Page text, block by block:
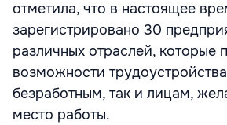
отметила, что в настоящее
зарегистрировано 30
различных отраслей, которые
возможности
безработным, так и лицам,
место работы.